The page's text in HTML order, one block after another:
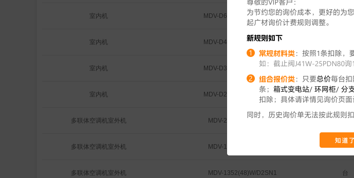
室内机 MDV-D63T3/BP3N1-D2F(B) 台
室内机 MDV-D45T3/BP3N1-D2F(B)
室内机 MDV-D36T3/BP3N1-D2F(B) 台
室内机 MDV-D22T3/BP3N1-D2F(B) 台
多联体空调机室外机 MDV-2020(72)W/D2SN1 台
多联体空调机室外机 MDV-1514(54)W/D2SN1 台
多联体空调机室外机 MDV-1352(48)W/D2SN1 台